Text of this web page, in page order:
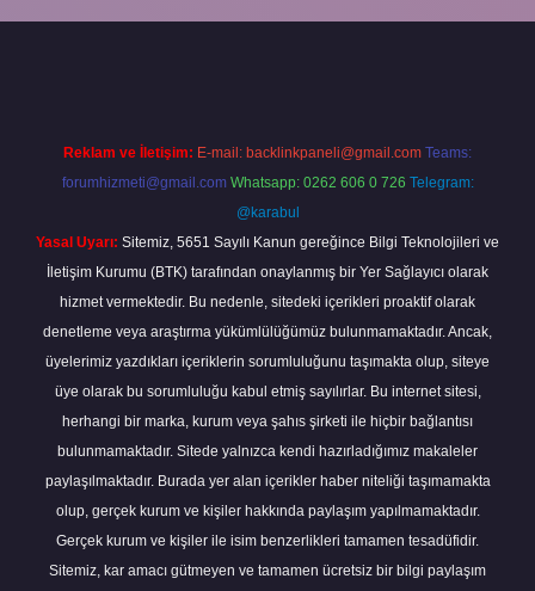
Reklam ve İletişim: E-mail: backlinkpaneli@gmail.com Teams:
forumhizmeti@gmail.com Whatsapp: 0262 606 0 726 Telegram:
@karabul
Yasal Uyarı: Sitemiz, 5651 Sayılı Kanun gereğince Bilgi Teknolojileri ve
İletişim Kurumu (BTK) tarafından onaylanmış bir Yer Sağlayıcı olarak
hizmet vermektedir. Bu nedenle, sitedeki içerikleri proaktif olarak
denetleme veya araştırma yükümlülüğümüz bulunmamaktadır. Ancak,
üyelerimiz yazdıkları içeriklerin sorumluluğunu taşımakta olup, siteye
üye olarak bu sorumluluğu kabul etmiş sayılırlar. Bu internet sitesi,
herhangi bir marka, kurum veya şahıs şirketi ile hiçbir bağlantısı
bulunmamaktadır. Sitede yalnızca kendi hazırladığımız makaleler
paylaşılmaktadır. Burada yer alan içerikler haber niteliği taşımamakta
olup, gerçek kurum ve kişiler hakkında paylaşım yapılmamaktadır.
Gerçek kurum ve kişiler ile isim benzerlikleri tamamen tesadüfidir.
Sitemiz, kar amacı gütmeyen ve tamamen ücretsiz bir bilgi paylaşım